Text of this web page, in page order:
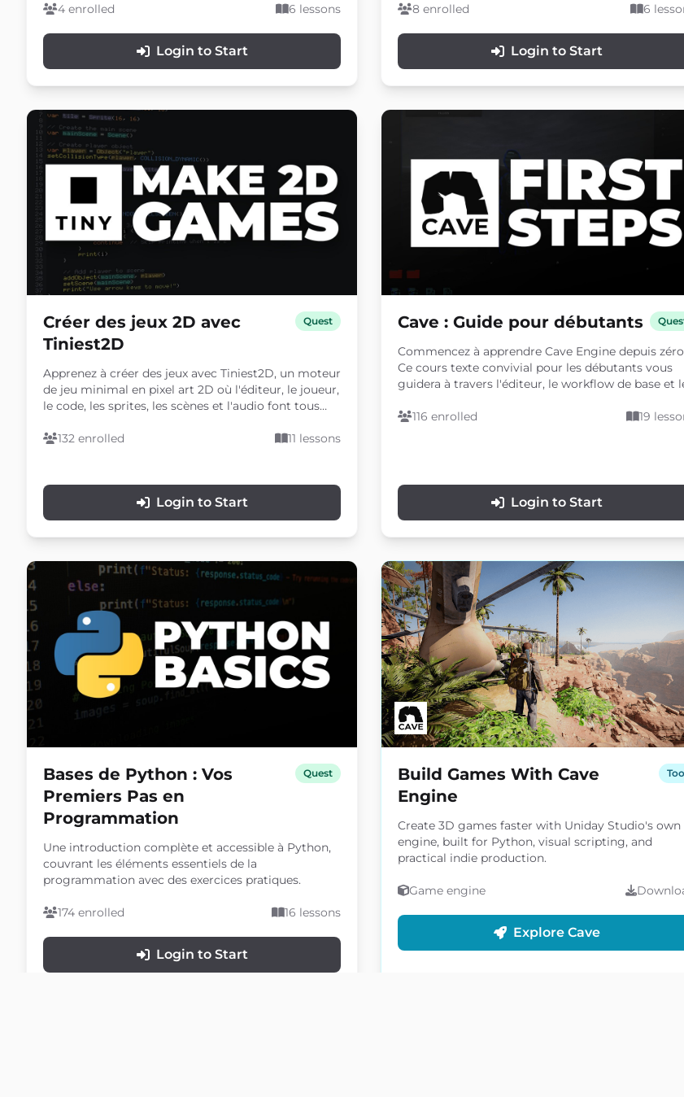
éléments interactifs, y compris la position, l'ancrage,
l'organisation de l'interface.
4 enrolled 6 lessons
Login to Start
des rochers et d'autres actifs pour construire des
8 enrolled 6
Login to Start
Créer des jeux 2D avec
Tiniest2D
Quest
Apprenez à créer des jeux avec Tiniest2D, un moteur
de jeu minimal en pixel art 2D où l'éditeur, le joueur,
le code, les sprites, les scènes et l'audio font tous
Cette documentation vous guide à travers la
collisions, la physique, l'interface utilisateur, la
sauvegarde et le chargement de données, et un
exemple complet de jeu.
132 enrolled 11 lessons
Login to Start
Cave : Guide pour débutants
Commencez à apprendre Cave Engine depuis
Ce cours texte convivial pour les débutants vous
guidera à travers l'éditeur, le workflow de base et
de créer vos propres jeux 3D.
116 enrolled 19
Login to Start
Bases de Python : Vos
Premiers Pas en
Programmation
Quest
Une introduction complète et accessible à Python,
couvrant les éléments essentiels de la
programmation avec des exercices pratiques.
174 enrolled 16 lessons
Login to Start
Build Games With Cave
Engine
Create 3D games faster with Uniday Studio's own
engine, built for Python, visual scripting, and
practical indie production.
Game engine
Explore Cave